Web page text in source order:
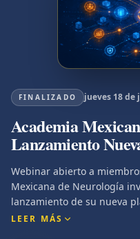
FINALIZADO jueves 18 de
Academia
Lanzamiento
Webinar abierto a miembros
Mexicana de Neurología
lanzamiento de su nueva
totalmente renovado,
LEER MÁS